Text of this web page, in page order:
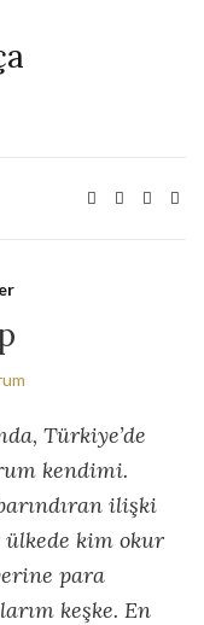
Türkiye’de
kendimi.
ilişki
kim okur
para
keşke. En